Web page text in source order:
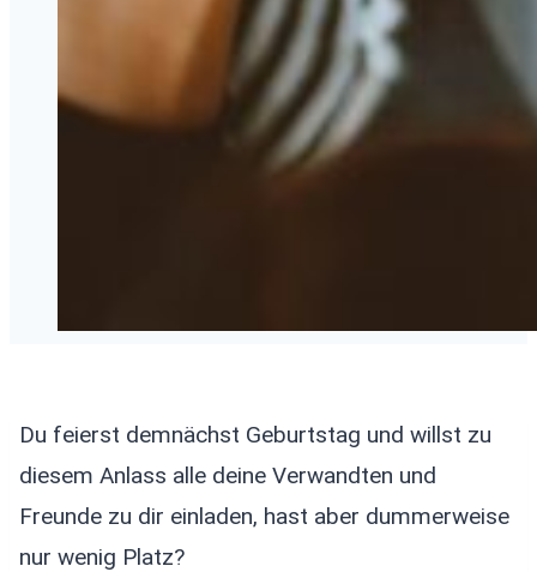
Du feierst demnächst Geburtstag und willst zu
diesem Anlass alle deine Verwandten und
Freunde zu dir einladen, hast aber dummerweise
nur wenig Platz?